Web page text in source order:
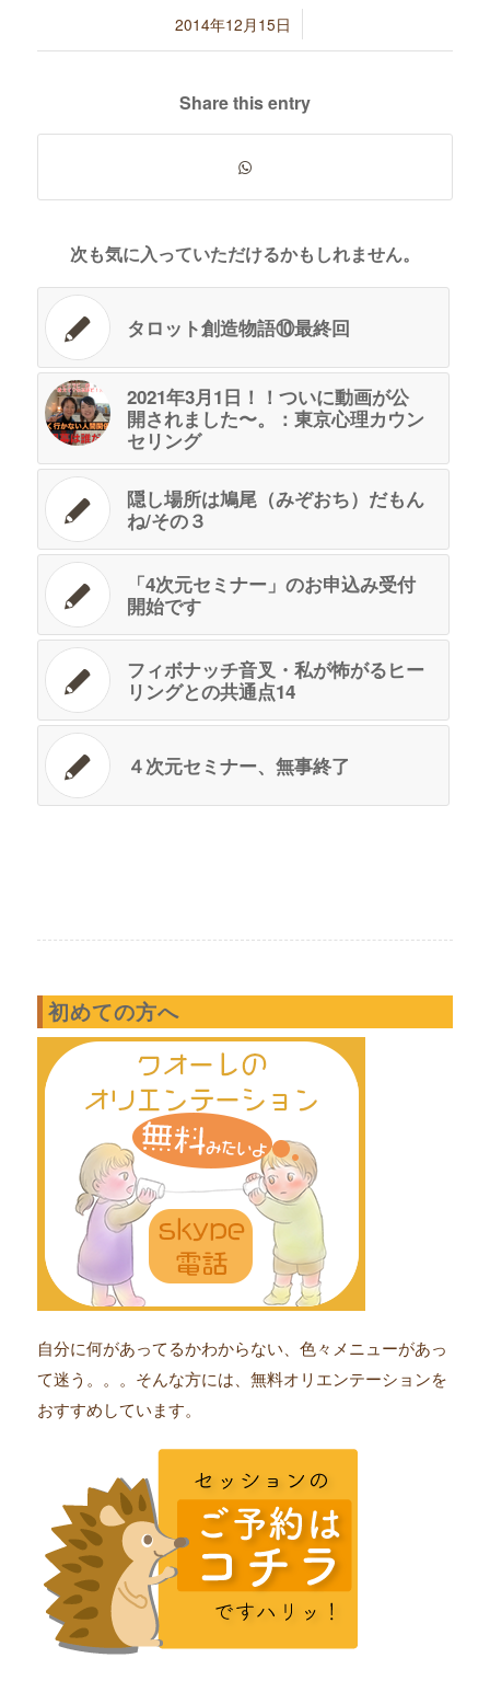
2014年12月15日
/
Share this entry
次も気に入っていただけるかもしれません。
タロット創造物語⑩最終回
2021年3月1日！！ついに動画が公
開されました〜。：東京心理カウン
セリング
隠し場所は鳩尾（みぞおち）だもん
ね/その３
「4次元セミナー」のお申込み受付
開始です
フィボナッチ音叉・私が怖がるヒー
リングとの共通点14
４次元セミナー、無事終了
初めての方へ
自分に何があってるかわからない、色々メニューがあっ
て迷う。。。そんな方には、無料オリエンテーションを
おすすめしています。